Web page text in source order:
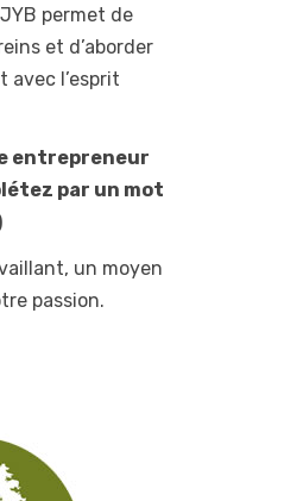
permet de
et d’aborder
avec l’esprit
entrepreneur
par un mot
un moyen
passion.